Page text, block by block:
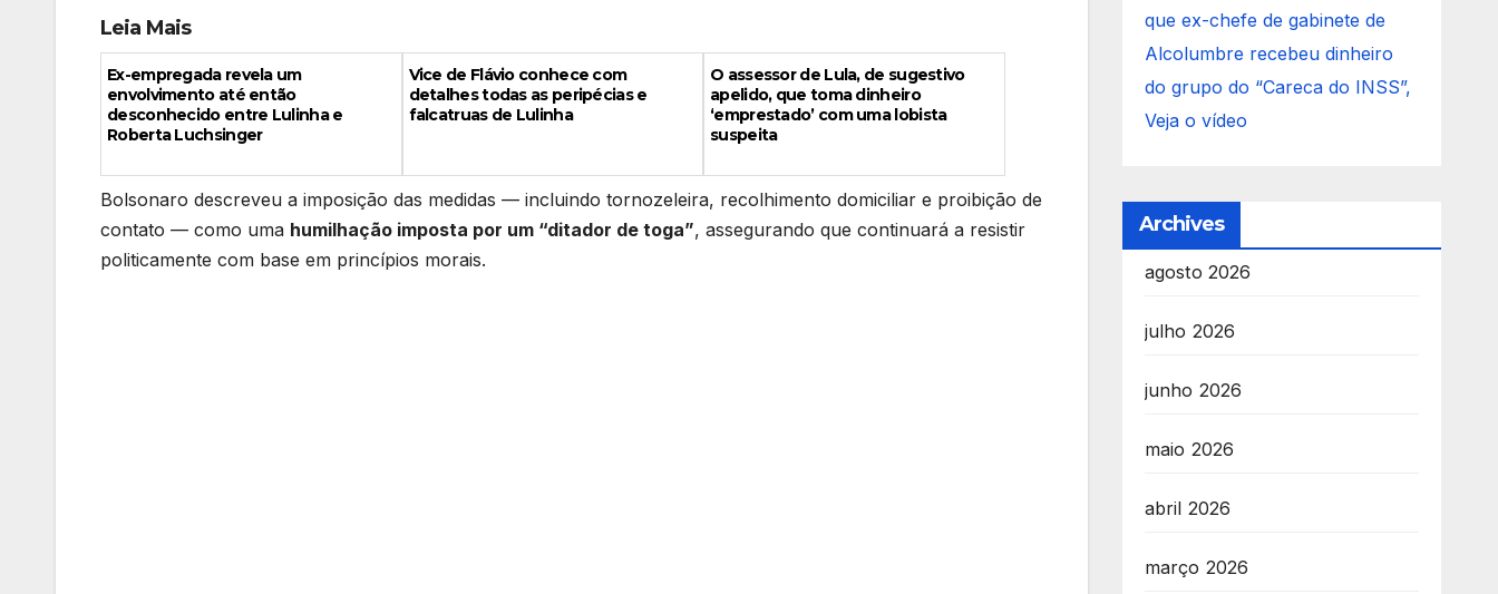
Leia Mais
Ex-empregada revela um
envolvimento até então
desconhecido entre Lulinha e
Roberta Luchsinger
Vice de Flávio conhece com
detalhes todas as peripécias e
falcatruas de Lulinha
O assessor de Lula, de sugestivo
apelido, que toma dinheiro
‘emprestado’ com uma lobista
suspeita
Bolsonaro descreveu a imposição das medidas — incluindo tornozeleira, recolhimento domiciliar e proibição de
contato — como uma humilhação imposta por um “ditador de toga”, assegurando que continuará a resistir
politicamente com base em princípios morais.
que ex-chefe de gabinete de
Alcolumbre recebeu dinheiro
do grupo do “Careca do INSS”,
Veja o vídeo
Archives
agosto 2026
julho 2026
junho 2026
maio 2026
abril 2026
março 2026